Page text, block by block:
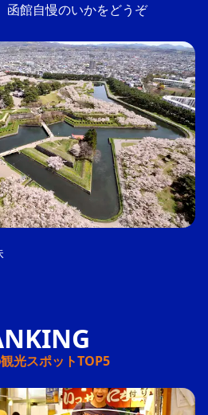
函館自慢のいかをどうぞ
光スポットTOP5